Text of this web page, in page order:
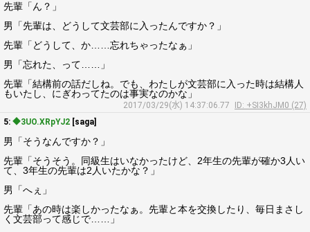
先輩「ん？」
男「先輩は、どうして文芸部に入ったんですか？」
先輩「どうして、か……忘れちゃったなぁ」
男「忘れた、って……」
先輩「結構前の話だしね。でも、わたしが文芸部に入った時は結構人
もいたし、にぎわってたのは事実なのかな」
2017/03/29(水) 14:37:06.77
ID: +SI3khJM0 (27)
5: ◆3UO.XRpYJ2 [saga]
男「そうなんですか？」
先輩「そうそう。同級生はいなかったけど、2年生の先輩が確か3人い
て、3年生の先輩は2人いたかな？」
男「へぇ」
先輩「あの時は楽しかったなぁ。先輩と本を交換したり、毎日まさし
く文芸部って感じで……」